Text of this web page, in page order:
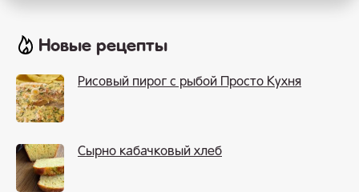
Новые рецепты
Рисовый пирог с рыбой Просто Кухня
Сырно кабачковый хлеб